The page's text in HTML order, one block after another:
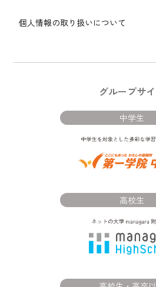
個人情報の取り扱いについて
グループサ
中学生
高校生